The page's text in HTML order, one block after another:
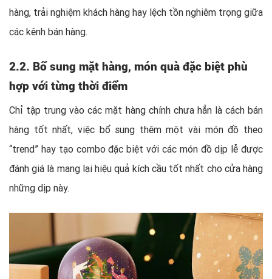
hàng, trải nghiệm khách hàng hay lệch tồn nghiêm trọng giữa
các kênh bán hàng.
2.2. Bổ sung mặt hàng, món quà đặc biệt phù
hợp với từng thời điểm
Chỉ tập trung vào các mặt hàng chính chưa hẳn là cách bán
hàng tốt nhất, việc bổ sung thêm một vài món đồ theo
“trend” hay tạo combo đặc biệt với các món đồ dịp lễ được
đánh giá là mang lại hiệu quả kích cầu tốt nhất cho cửa hàng
những dịp này.